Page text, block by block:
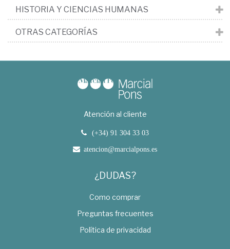
HISTORIA Y CIENCIAS HUMANAS
OTRAS CATEGORÍAS
Atención al cliente
(+34) 91 304 33 03
atencion@marcialpons.es
¿DUDAS?
Como comprar
Preguntas frecuentes
Política de privacidad